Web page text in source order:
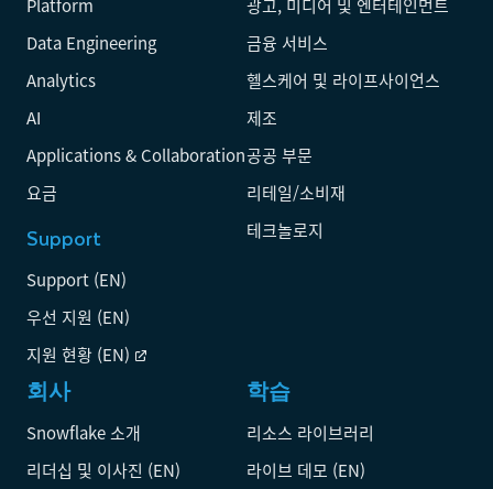
Platform
Data Engineering
Analytics
AI
Applications & Collaboration
요금
Support
Support (EN)
우선 지원 (EN)
지원 현황 (EN)
광고, 미디어 및 엔터테인먼트
금융 서비스
헬스케어 및 라이프사이언스
제조
공공 부문
리테일/소비재
테크놀로지
회사
Snowflake 소개
리더십 및 이사진 (EN)
학습
리소스 라이브러리
라이브 데모 (EN)